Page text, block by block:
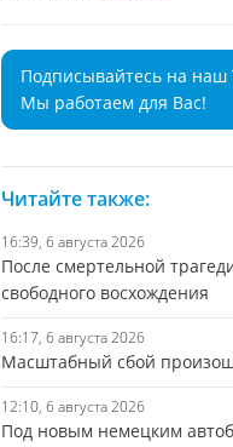
Подписывайтесь на наш
Мы работаем для Вас!
Читайте также:
16:39, 6 августа 2026
После смертельной
свободного восхождения
16:17, 6 августа 2026
Масштабный сбой
12:10, 6 августа 2026
Под новым немецким